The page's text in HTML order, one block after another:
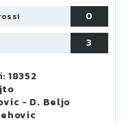
0
3
18352
- D. Beljo